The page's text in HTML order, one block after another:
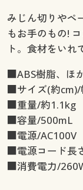
みじん切りやペ
もお手のもの!
ト。食材をいれ
■ABS樹脂、ほ
■サイズ(約cm)/
■重量/約1.1kg
■容量/500mL
■電源/AC100V
■電源コード長
■消費電力/